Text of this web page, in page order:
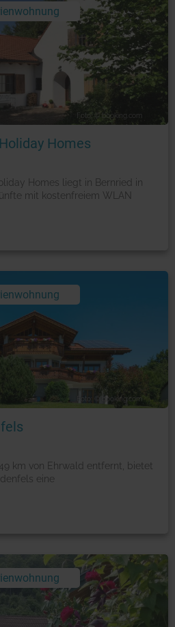
Foto: © booking.com
Homes
Homes liegt in Bernried in
mit kostenfreiem WLAN
Foto: © booking.com
km von Ehrwald entfernt, bietet
eine